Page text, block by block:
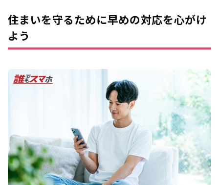
住まいを守るために早めの対応を心がけ
よう